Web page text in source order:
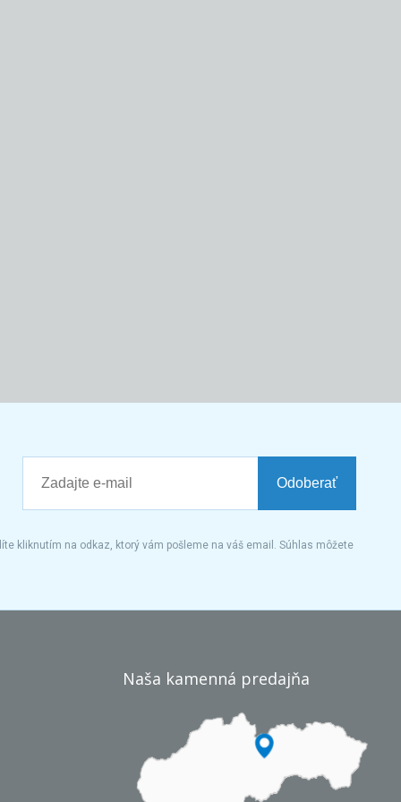
Odoberať
kliknutím na odkaz, ktorý vám pošleme na váš email. Súhlas môžete
Naša kamenná predajňa